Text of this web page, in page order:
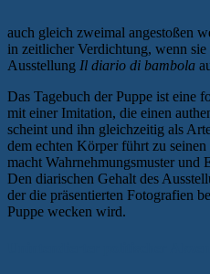
auch gleich zweimal angestoßen
in zeitlicher Verdichtung, wenn
Ausstellung Il diario di bambola
Das Tagebuch der Puppe ist eine
mit einer Imitation, die einen
scheint und ihn gleichzeitig als
dem echten Körper führt zu
macht Wahrnehmungsmuster und
Den diarischen Gehalt des
der die präsentierten Fotografien
Puppe wecken wird.